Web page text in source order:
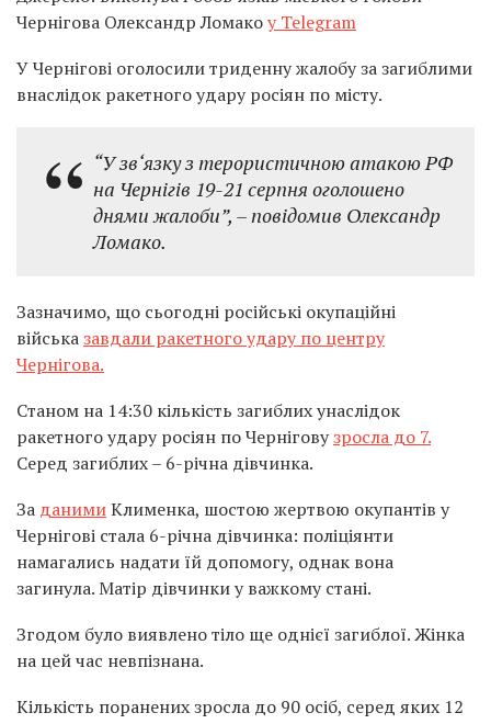
Чернігова Олександр Ломакоу Telegram
У Чернігові оголосили триденну жалобу за загиблими
внаслідок ракетного удару росіян по місту.
“У зв‘язку з терористичною атакою РФ
на Чернігів 19-21 серпня оголошено
днями жалоби”, – повідомив Олександр
Ломако.
Зазначимо, що сьогодні російські окупаційні
військазавдали ракетного удару по центру
Чернігова.
Станом на 14:30 кількість загиблих унаслідок
ракетного удару росіян по Черніговузросла до 7.
Серед загиблих – 6-річна дівчинка.
За данимиКлименка, шостою жертвою окупантів у
Чернігові стала 6-річна дівчинка: поліціянти
намагались надати їй допомогу, однак вона
загинула. Матір дівчинки у важкому стані.
Згодом було виявлено тіло ще однієї загиблої. Жінка
на цей час невпізнана.
Кількість поранених зросла до 90 осіб, серед яких 12